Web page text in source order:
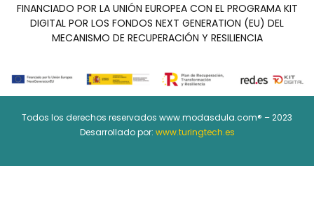
FINANCIADO POR LA UNIÓN EUROPEA CON EL PROGRAMA KIT
DIGITAL POR LOS FONDOS NEXT GENERATION (EU) DEL
MECANISMO DE RECUPERACIÓN Y RESILIENCIA
Todos los derechos reservados www.modasdula.com® – 2023
Desarrollado por: www.turingtech.es